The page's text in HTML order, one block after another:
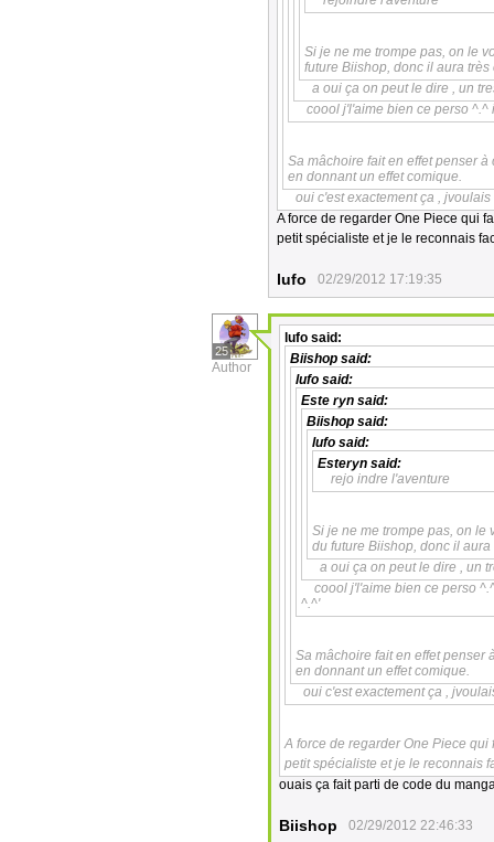
Si je ne me trompe pas, on le
future Biishop, donc il aura
a oui ça on peut le dire , un
coool j'l'aime bien ce perso ^.^
Sa mâchoire fait en effet penser
en donnant un effet comique.
oui c'est exactement ça ,
A force de regarder One Piece qui
petit spécialiste et je le reconnais
lufo 02/29/2012 17:19:35
25
Author
lufo said:
Biishop said:
lufo said:
Este ryn said:
Biishop said:
lufo said:
Esteryn said:
rejo indre l'aventure
Si je ne me trompe pas, on le
du future Biishop, donc il
a oui ça on peut le dire , un
coool j'l'aime bien ce perso
^.^'
Sa mâchoire fait en effet penser
en donnant un effet comique.
oui c'est exactement ça ,
A force de regarder One Piece
petit spécialiste et je le reconnais
ouais ça fait parti de code du
Biishop 02/29/2012 22:46:33